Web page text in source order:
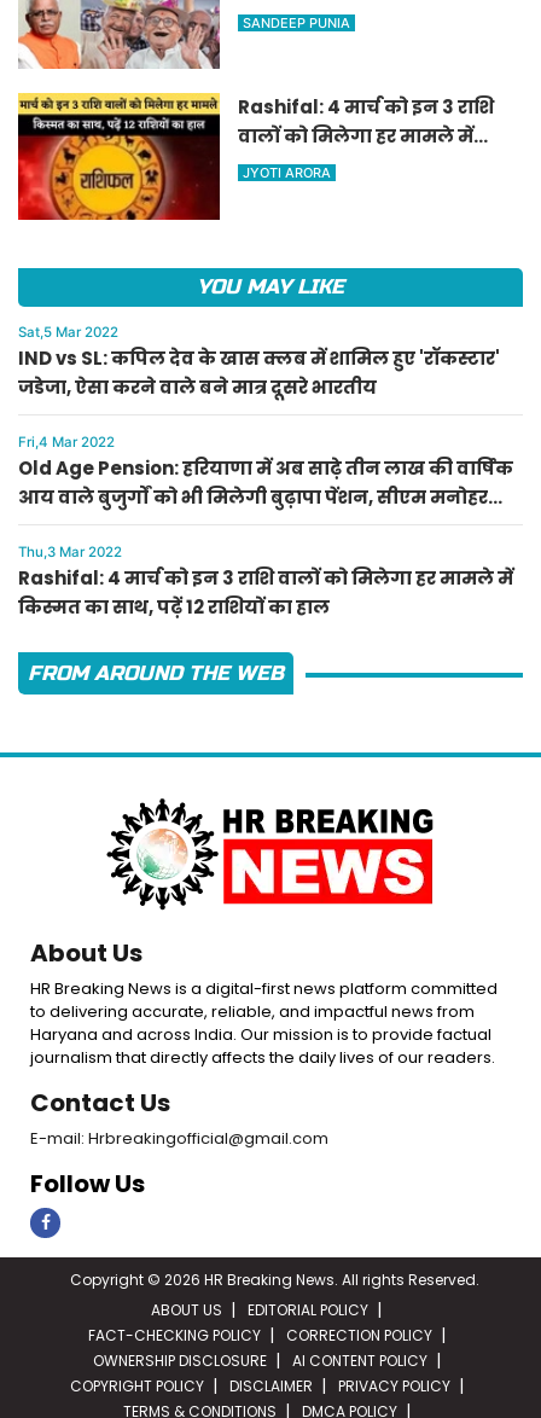
वाले बुजुर्गों को भी मिलेगी बुढ़ापा
SANDEEP PUNIA
Rashifal: 4 मार्च को इन 3 राशि
वालों को मिलेगा हर मामले में
किस्मत का साथ, पढ़ें 12 राशियों का
JYOTI ARORA
YOU MAY LIKE
Sat,5 Mar 2022
IND vs SL: कपिल देव के खास क्लब में शामिल हुए 'रॉकस्टार'
जडेजा, ऐसा करने वाले बने मात्र दूसरे भारतीय
Fri,4 Mar 2022
Old Age Pension: हरियाणा में अब साढ़े तीन लाख की वार्षिक
आय वाले बुजुर्गों को भी मिलेगी बुढ़ापा पेंशन, सीएम मनोहर
लाल का ऐलान
Thu,3 Mar 2022
Rashifal: 4 मार्च को इन 3 राशि वालों को मिलेगा हर मामले में
किस्मत का साथ, पढ़ें 12 राशियों का हाल
FROM AROUND THE WEB
About Us
HR Breaking News is a digital-first news platform committed
to delivering accurate, reliable, and impactful news from
Haryana and across India. Our mission is to provide factual
journalism that directly affects the daily lives of our readers.
Contact Us
E-mail: Hrbreakingofficial@gmail.com
Follow Us
Copyright © 2026 HR Breaking News. All rights Reserved.
ABOUT US
EDITORIAL POLICY
FACT-CHECKING POLICY
CORRECTION POLICY
OWNERSHIP DISCLOSURE
AI CONTENT POLICY
COPYRIGHT POLICY
DISCLAIMER
PRIVACY POLICY
TERMS & CONDITIONS
DMCA POLICY